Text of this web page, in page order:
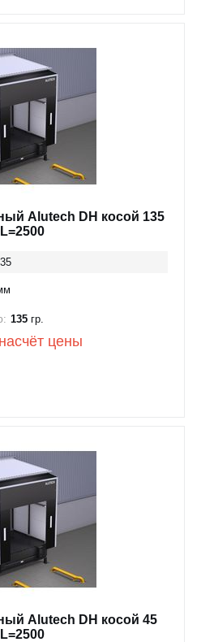
Alutech DH косой 135
135 гр.
цены
Alutech DH косой 45